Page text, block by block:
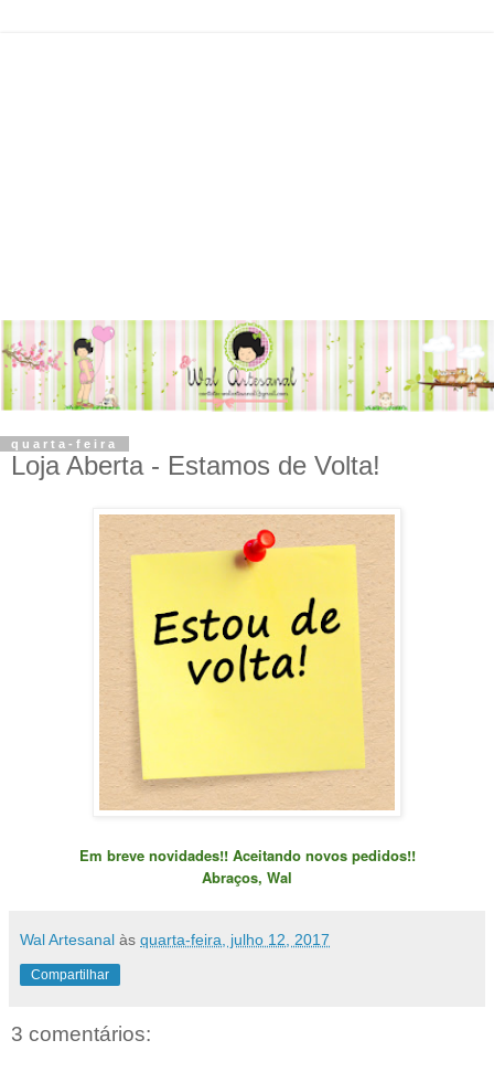
quarta-feira
Loja Aberta - Estamos de Volta!
Em breve novidades!! Aceitando novos pedidos!!
Abraços, Wal
Wal Artesanal às quarta-feira, julho 12, 2017
Compartilhar
3 comentários: